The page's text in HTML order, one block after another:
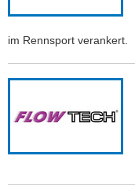
im Rennsport verankert.